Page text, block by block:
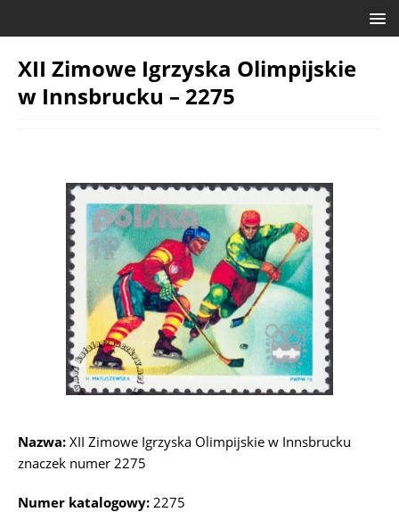
XII Zimowe Igrzyska Olimpijskie
w Innsbrucku – 2275
Nazwa: XII Zimowe Igrzyska Olimpijskie w Innsbrucku
znaczek numer 2275
Numer katalogowy: 2275